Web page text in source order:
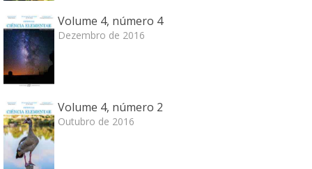
Volume 4, número 4
Dezembro de 2016
Volume 4, número 2
Outubro de 2016